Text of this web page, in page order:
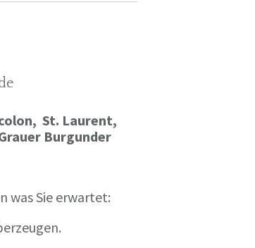
St. Laurent,
Burgunder
was Sie erwartet: